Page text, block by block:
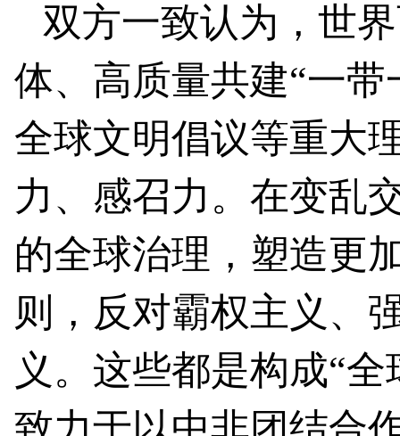
双方一致认为，世
体、高质量共建“一
全球文明倡议等重大
力、感召力。在变乱
的全球治理，塑造更
则，反对霸权主义、
义。这些都是构成“